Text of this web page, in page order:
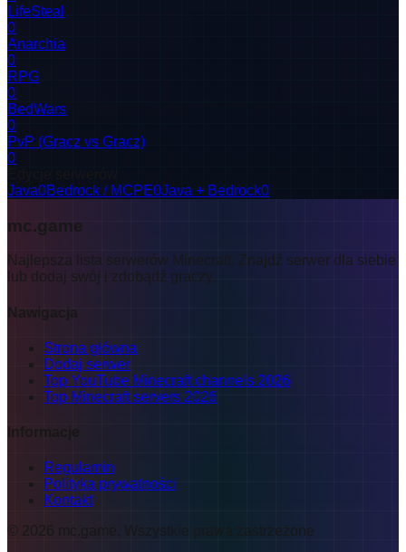
LifeSteal
0
Anarchia
0
RPG
0
BedWars
0
PvP (Gracz vs Gracz)
0
Java0Bedrock / MCPE0Java + Bedrock0
mc.game
Najlepsza lista serwerów Minecraft. Znajdź serwer dla siebie
lub dodaj swój i zdobądź graczy.
Nawigacja
Strona główna
Dodaj serwer
Top YouTube Minecraft channels 2026
Top Minecraft servers 2026
Informacje
Regulamin
Polityka prywatności
Kontakt
© 2026 mc.game
Wszystkie prawa zastrzeżone